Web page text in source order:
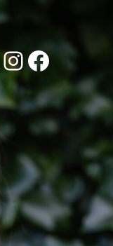
Instagram
Facebook